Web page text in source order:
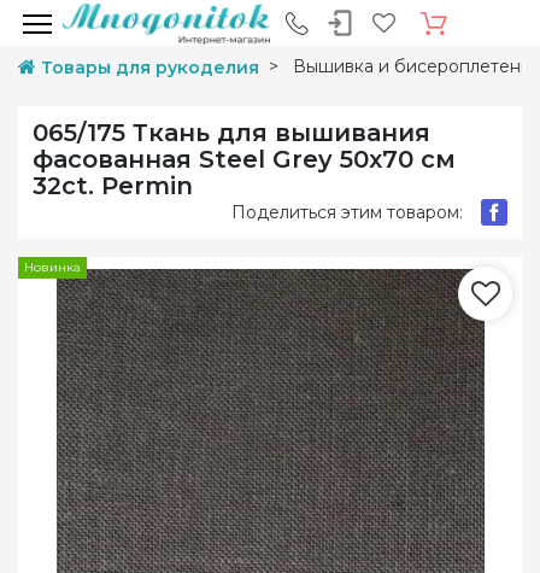
Товары для рукоделия Вышивка и
065/175 Ткань для вышивания
фасованная Steel Grey 50х70 см
32ct. Permin
Поделиться этим товаром:
Новинка